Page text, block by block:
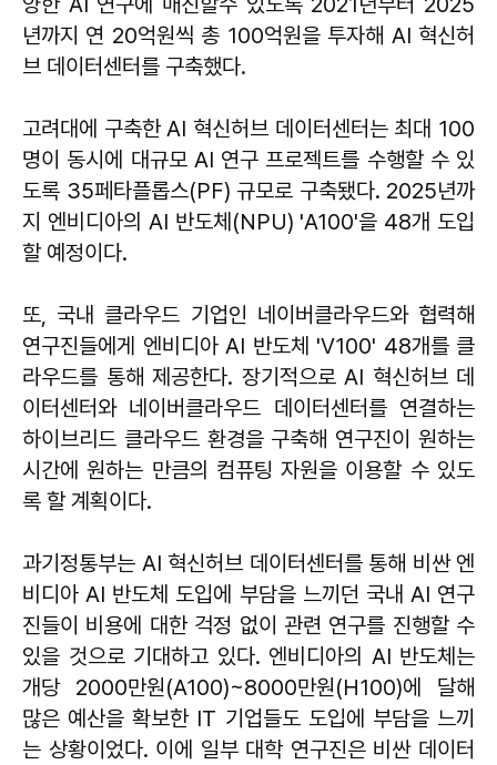
년까지 연 20억원씩 총 100억원을 투자해 AI 혁신허
브 데이터센터를 구축했다.
고려대에 구축한 AI 혁신허브 데이터센터는 최대 100
명이 동시에 대규모 AI 연구 프로젝트를 수행할 수 있
도록 35페타플롭스(PF) 규모로 구축됐다. 2025년까
지 엔비디아의 AI 반도체(NPU) 'A100'을 48개 도입
할 예정이다.
또, 국내 클라우드 기업인 네이버클라우드와 협력해
연구진들에게 엔비디아 AI 반도체 'V100' 48개를 클
라우드를 통해 제공한다. 장기적으로 AI 혁신허브 데
이터센터와 네이버클라우드 데이터센터를 연결하는
하이브리드 클라우드 환경을 구축해 연구진이 원하는
시간에 원하는 만큼의 컴퓨팅 자원을 이용할 수 있도
록 할 계획이다.
과기정통부는 AI 혁신허브 데이터센터를 통해 비싼 엔
비디아 AI 반도체 도입에 부담을 느끼던 국내 AI 연구
진들이 비용에 대한 걱정 없이 관련 연구를 진행할 수
있을 것으로 기대하고 있다. 엔비디아의 AI 반도체는
개당 2000만원(A100)~8000만원(H100)에 달해
많은 예산을 확보한 IT 기업들도 도입에 부담을 느끼
는 상황이었다. 이에 일부 대학 연구진은 비싼 데이터